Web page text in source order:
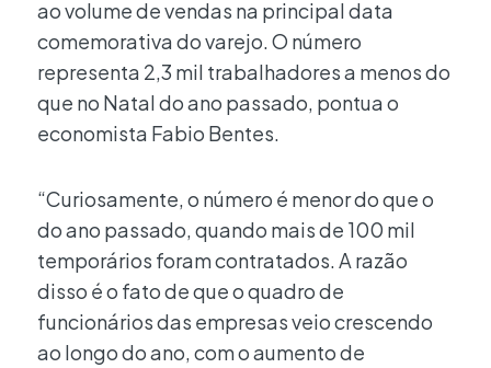
ao volume de vendas na principal data
comemorativa do varejo. O número
representa 2,3 mil trabalhadores a menos do
que no Natal do ano passado, pontua o
economista Fabio Bentes.
“Curiosamente, o número é menor do que o
do ano passado, quando mais de 100 mil
temporários foram contratados. A razão
disso é o fato de que o quadro de
funcionários das empresas veio crescendo
ao longo do ano, com o aumento de